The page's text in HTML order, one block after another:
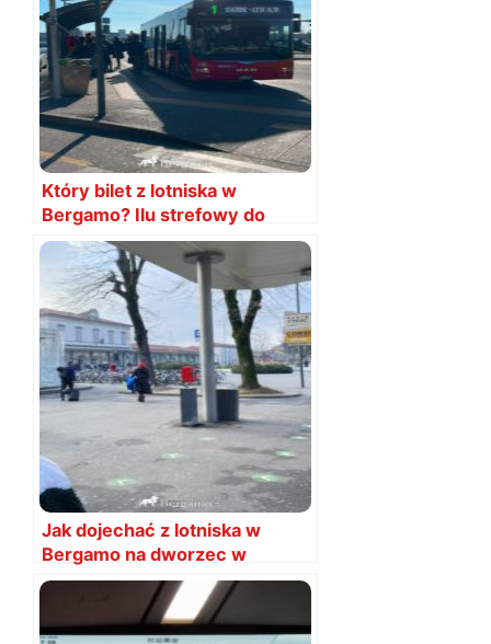
Który bilet z lotniska w
Bergamo? Ilu strefowy do
centrum?
Jak dojechać z lotniska w
Bergamo na dworzec w
Bergamo? MAPA